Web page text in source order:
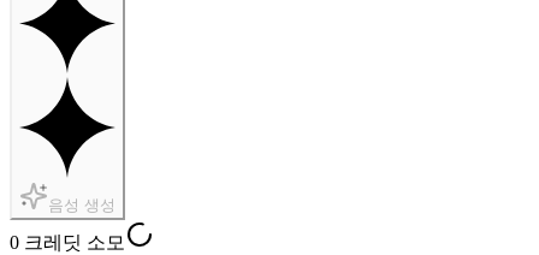
음성 생성
0 크레딧 소모